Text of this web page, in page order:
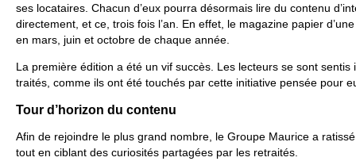
ses locataires. Chacun d’eux pourra désormais lire du contenu
directement, et ce, trois fois l’an. En effet, le magazine papier
en mars, juin et octobre de chaque année.
La première édition a été un vif succès. Les lecteurs se sont sentis
traités, comme ils ont été touchés par cette initiative pensée pour
Tour d’horizon du contenu
Afin de rejoindre le plus grand nombre, le Groupe Maurice a
tout en ciblant des curiosités partagées par les retraités.